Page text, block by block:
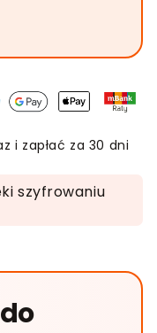
i zapłać za 30 dni
szyfrowaniu